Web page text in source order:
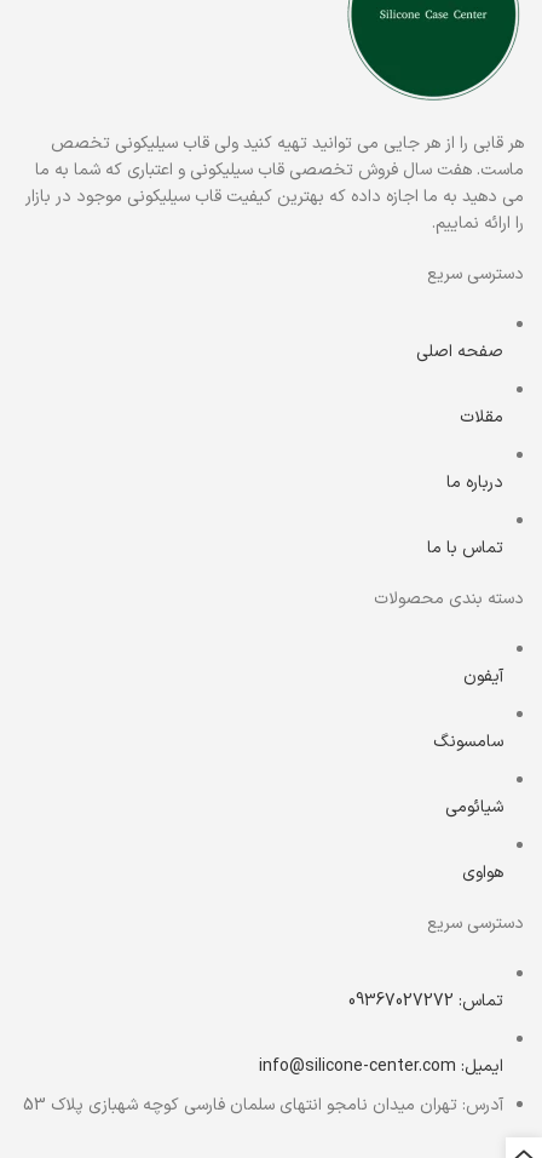
هر قابی را از هر جایی می توانید تهیه کنید ولی قاب سیلیکونی تخصص
ماست. هفت سال فروش تخصصی قاب سیلیکونی و اعتباری که شما به ما
می دهید به ما اجازه داده که بهترین کیفیت قاب سیلیکونی موجود در بازار
را ارائه نماییم.
دسترسی سریع
صفحه اصلی
مقلات
درباره ما
تماس با ما
دسته بندی محصولات
آیفون
سامسونگ
شیائومی
هواوی
دسترسی سریع
تماس: 09367027272
ایمیل: info@silicone-center.com
آدرس: تهران میدان نامجو انتهای سلمان فارسی کوچه شهبازی پلاک 53